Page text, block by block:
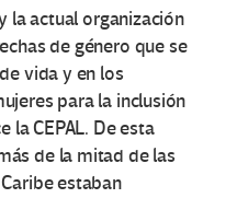
la actual organización
de género que se
vida y en los
para la inclusión
la CEPAL. De esta
de la mitad de las
estaban